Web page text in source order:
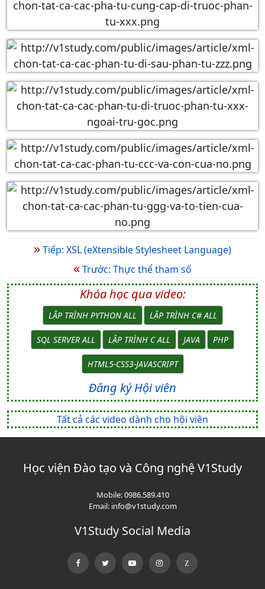
»Tiếp: XSL (eXtensible Stylesheet Language)
«Trước: Thực thể tham số
Khóa học qua video:
LẬP TRÌNH PYTHON ALL LẬP TRÌNH C# ALL
SQL SERVER ALL LẬP TRÌNH C ALL JAVA PHP
HTML5-CSS3-JAVASCRIPT
Đăng ký Hội viên
Tất cả các video dành cho hội viên
Học viện Đào tạo và Công nghệ V1Study
Mobile:0986.589.410
Email: info@v1study.com
V1Study Social Media